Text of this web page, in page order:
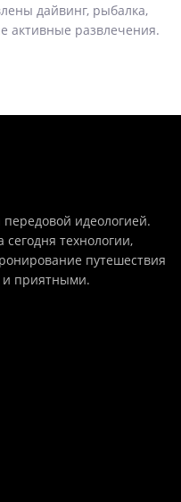
дайвинг, рыбалка,
активные развлечения.
идеологией.
технологии,
путешествия
и приятными.